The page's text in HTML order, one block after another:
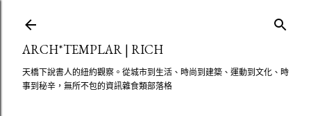
ARCH*TEMPLAR | RICH
天橋下說書人的紐約觀察。從城市到生活、時尚到建築、運動到文化、時
事到秘辛，無所不包的資訊雜食類部落格